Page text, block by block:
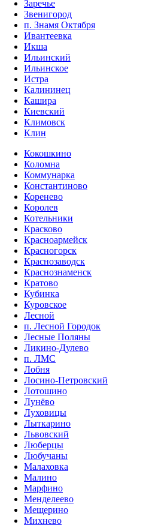
Заречье
Звенигород
п. Знамя Октября
Ивантеевка
Икша
Ильинский
Ильинское
Истра
Калининец
Кашира
Киевский
Климовск
Клин
Кокошкино
Коломна
Коммунарка
Константиново
Коренево
Королев
Котельники
Красково
Красноармейск
Красногорск
Краснозаводск
Краснознаменск
Кратово
Кубинка
Куровское
Лесной
п. Лесной Городок
Лесные Поляны
Ликино-Дулево
п. ЛМС
Лобня
Лосино-Петровский
Лотошино
Лунёво
Луховицы
Лыткарино
Львовский
Люберцы
Любучаны
Малаховка
Малино
Марфино
Менделеево
Мещерино
Михнево